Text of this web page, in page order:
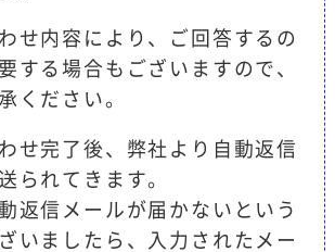
せ内容により、ご回答するの
する場合もございますので、
ください。
せ完了後、弊社より自動返信
られてきます。
返信メールが届かないという
いましたら、入力されたメー